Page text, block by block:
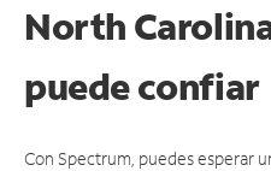
North
puedeconfiar
Con Spectrum, puedes esperar